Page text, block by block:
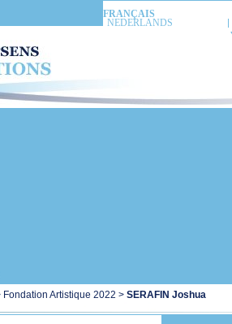
FRANÇAIS
NEDERLANDS
Fondation Artistique 2022 > SERAFIN Joshua